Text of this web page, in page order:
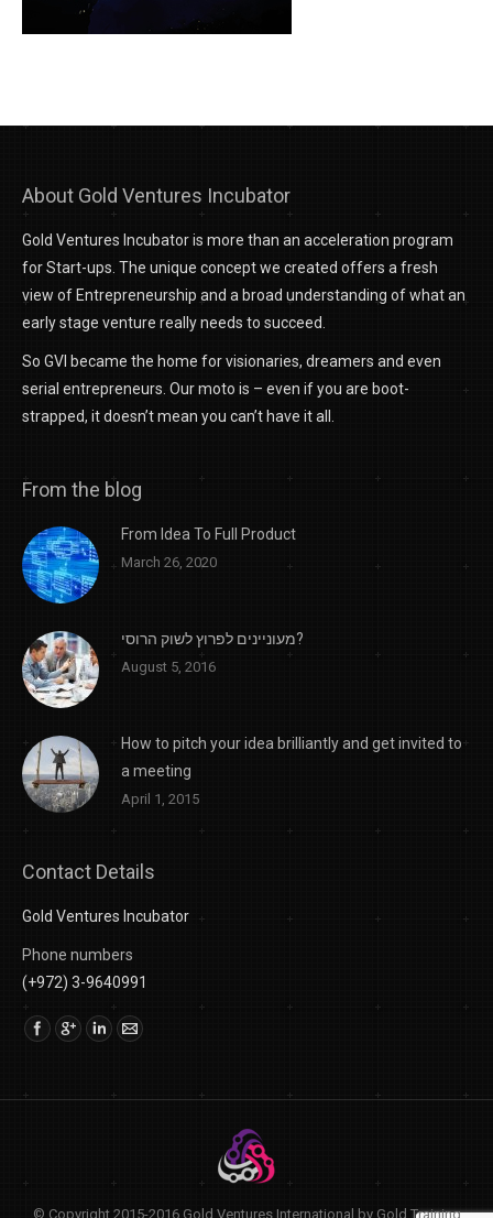
About Gold Ventures Incubator
Gold Ventures Incubator is more than an acceleration program
for Start-ups. The unique concept we created offers a fresh
view of Entrepreneurship and a broad understanding of what an
early stage venture really needs to succeed.
So GVI became the home for visionaries, dreamers and even
serial entrepreneurs. Our moto is – even if you are boot-
strapped, it doesn’t mean you can’t have it all.
From the blog
From Idea To Full Product
March 26, 2020
מעוניינים לפרוץ לשוק הרוסי?
August 5, 2016
How to pitch your idea brilliantly and get invited to
a meeting
April 1, 2015
Contact Details
Gold Ventures Incubator
Phone numbers
(+972) 3-9640991
Find us on:
© Copyright 2015-2016 Gold Ventures International by Gold Training